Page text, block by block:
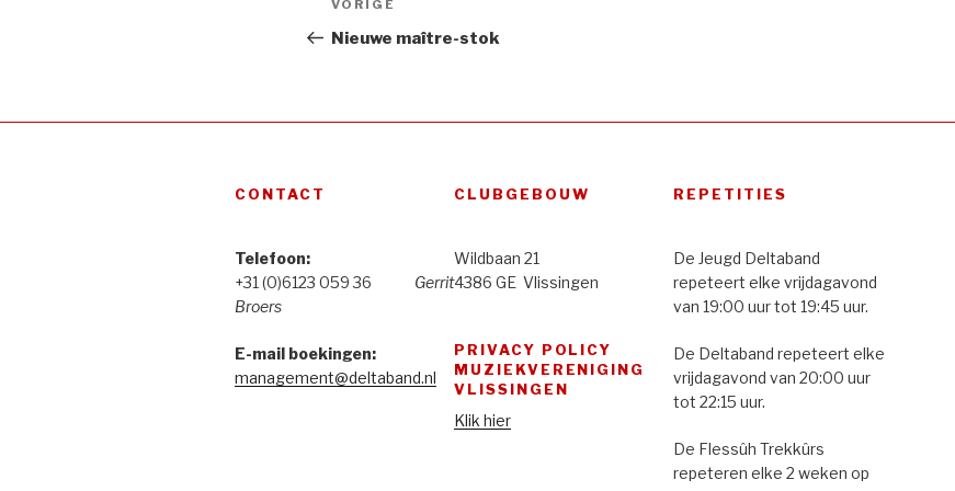
navigatie
Vorig
bericht
VORIGE
Nieuwe maître-stok
CONTACT
Telefoon:
+31 (0)6123 059 36 Gerrit
Broers
E-mail boekingen:
management@deltaband.nl
CLUBGEBOUW
Wildbaan 21
4386 GE Vlissingen
PRIVACY POLICY
MUZIEKVERENIGING
VLISSINGEN
Klik hier
REPETITIES
De Jeugd Deltaband
repeteert elke vrijdagavond
van 19:00 uur tot 19:45 uur.
De Deltaband repeteert elke
vrijdagavond van 20:00 uur
tot 22:15 uur.
De Flessûh Trekkûrs
repeteren elke 2 weken op